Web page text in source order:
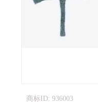
商标ID: 936003